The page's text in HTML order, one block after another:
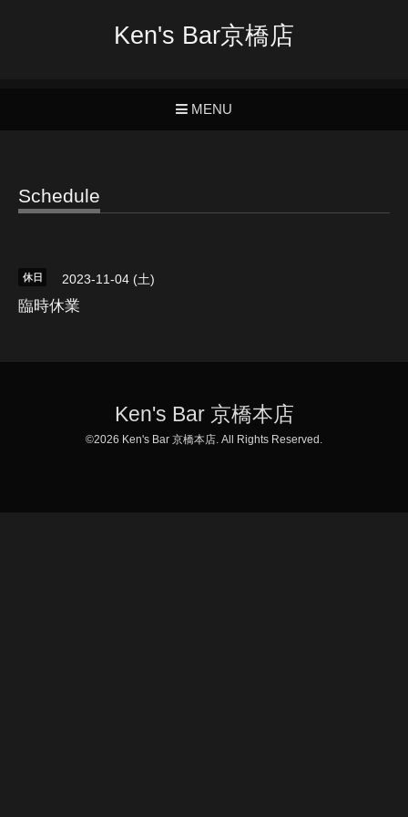
Ken's Bar京橋店
MENU
Schedule
休日 2023-11-04 (土)
臨時休業
Ken's Bar 京橋本店
©2026 Ken's Bar 京橋本店 . All Rights Reserved.